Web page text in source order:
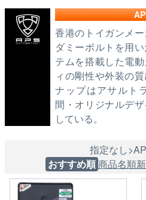
香港のトイガンメ
ダミーボルトを用
テムを搭載した電
ィの剛性や外装の
ナップはアサルト
間・オリジナルデ
している。
指定なし
おすすめ順商品名順